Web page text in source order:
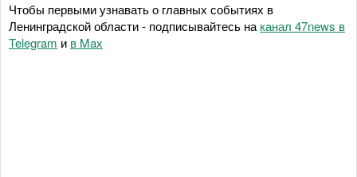
Чтобы первыми узнавать о главных событиях в
Ленинградской области - подписывайтесь на канал 47news в
Telegram и в Maх